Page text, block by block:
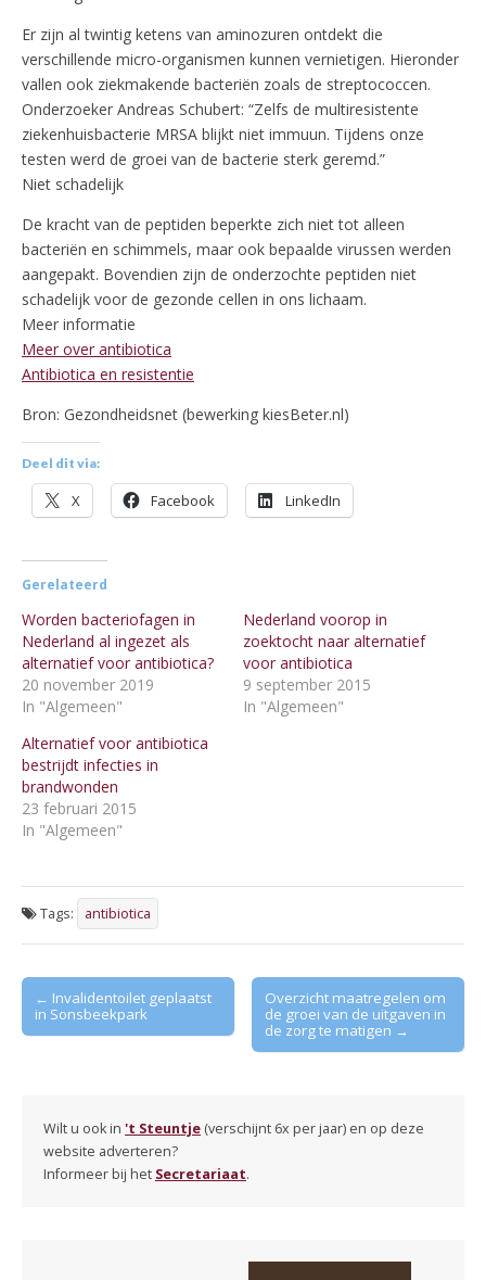
Er zijn al twintig ketens van aminozuren ontdekt die
verschillende micro-organismen kunnen vernietigen. Hieronder
vallen ook ziekmakende bacteriën zoals de streptococcen.
Onderzoeker Andreas Schubert: “Zelfs de multiresistente
ziekenhuisbacterie MRSA blijkt niet immuun. Tijdens onze
testen werd de groei van de bacterie sterk geremd.”
Niet schadelijk
De kracht van de peptiden beperkte zich niet tot alleen
bacteriën en schimmels, maar ook bepaalde virussen werden
aangepakt. Bovendien zijn de onderzochte peptiden niet
schadelijk voor de gezonde cellen in ons lichaam.
Meer informatie
Meer over antibiotica
Antibiotica en resistentie
Bron: Gezondheidsnet (bewerking kiesBeter.nl)
Deel dit via:
X Facebook LinkedIn
Gerelateerd
Worden bacteriofagen in
Nederland al ingezet als
alternatief voor antibiotica?
20 november 2019
In "Algemeen"
Nederland voorop in
zoektocht naar alternatief
voor antibiotica
9 september 2015
In "Algemeen"
Alternatief voor antibiotica
bestrijdt infecties in
brandwonden
23 februari 2015
In "Algemeen"
Tags: antibiotica
Post
navigation
← Invalidentoilet geplaatst
in Sonsbeekpark
Overzicht maatregelen om
de groei van de uitgaven in
de zorg te matigen →
Wilt u ook in 't Steuntje (verschijnt 6x per jaar) en op deze
website adverteren?
Informeer bij het Secretariaat.